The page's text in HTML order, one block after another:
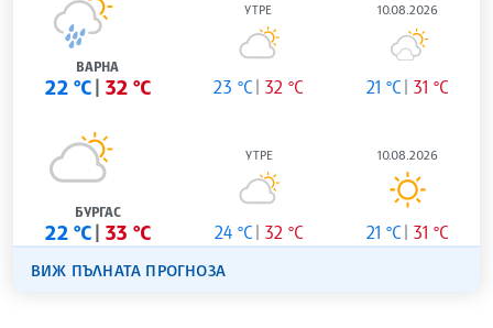
ВАРНА
22 °C 32 °C
УТРЕ
23 °C 32 °C
10.08.2026
21 °C 31 °C
БУРГАС
22 °C 33 °C
УТРЕ
24 °C 32 °C
10.08.2026
21 °C 31 °C
ВИЖ ПЪЛНАТА ПРОГНОЗА